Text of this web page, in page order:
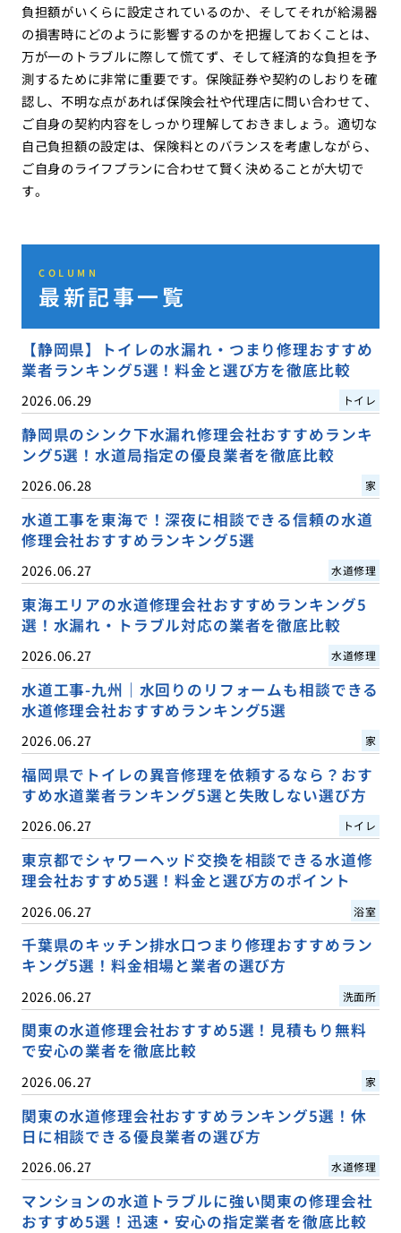
負担額がいくらに設定されているのか、そしてそれが給湯器
の損害時にどのように影響するのかを把握しておくことは、
万が一のトラブルに際して慌てず、そして経済的な負担を予
測するために非常に重要です。保険証券や契約のしおりを確
認し、不明な点があれば保険会社や代理店に問い合わせて、
ご自身の契約内容をしっかり理解しておきましょう。適切な
自己負担額の設定は、保険料とのバランスを考慮しながら、
ご自身のライフプランに合わせて賢く決めることが大切で
す。
COLUMN
最新記事一覧
【静岡県】トイレの水漏れ・つまり修理おすすめ
業者ランキング5選！料金と選び方を徹底比較
2026.06.29 トイレ
静岡県のシンク下水漏れ修理会社おすすめランキ
ング5選！水道局指定の優良業者を徹底比較
2026.06.28 家
水道工事を東海で！深夜に相談できる信頼の水道
修理会社おすすめランキング5選
2026.06.27 水道修理
東海エリアの水道修理会社おすすめランキング5
選！水漏れ・トラブル対応の業者を徹底比較
2026.06.27 水道修理
水道工事-九州｜水回りのリフォームも相談できる
水道修理会社おすすめランキング5選
2026.06.27 家
福岡県でトイレの異音修理を依頼するなら？おす
すめ水道業者ランキング5選と失敗しない選び方
2026.06.27 トイレ
東京都でシャワーヘッド交換を相談できる水道修
理会社おすすめ5選！料金と選び方のポイント
2026.06.27 浴室
千葉県のキッチン排水口つまり修理おすすめラン
キング5選！料金相場と業者の選び方
2026.06.27 洗面所
関東の水道修理会社おすすめ5選！見積もり無料
で安心の業者を徹底比較
2026.06.27 家
関東の水道修理会社おすすめランキング5選！休
日に相談できる優良業者の選び方
2026.06.27 水道修理
マンションの水道トラブルに強い関東の修理会社
おすすめ5選！迅速・安心の指定業者を徹底比較